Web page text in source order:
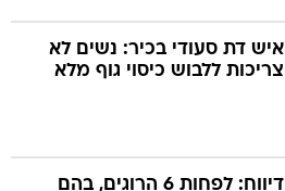
איש דת סעודי בכיר: נשים לא
צריכות ללבוש כיסוי גוף מלא
דיווח: לפחות 6 הרוגים, בהם